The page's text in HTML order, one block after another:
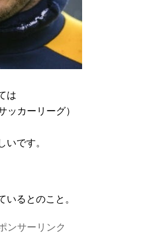
は
ッカーリーグ）
いです。
いるとのこと。
ンサーリンク